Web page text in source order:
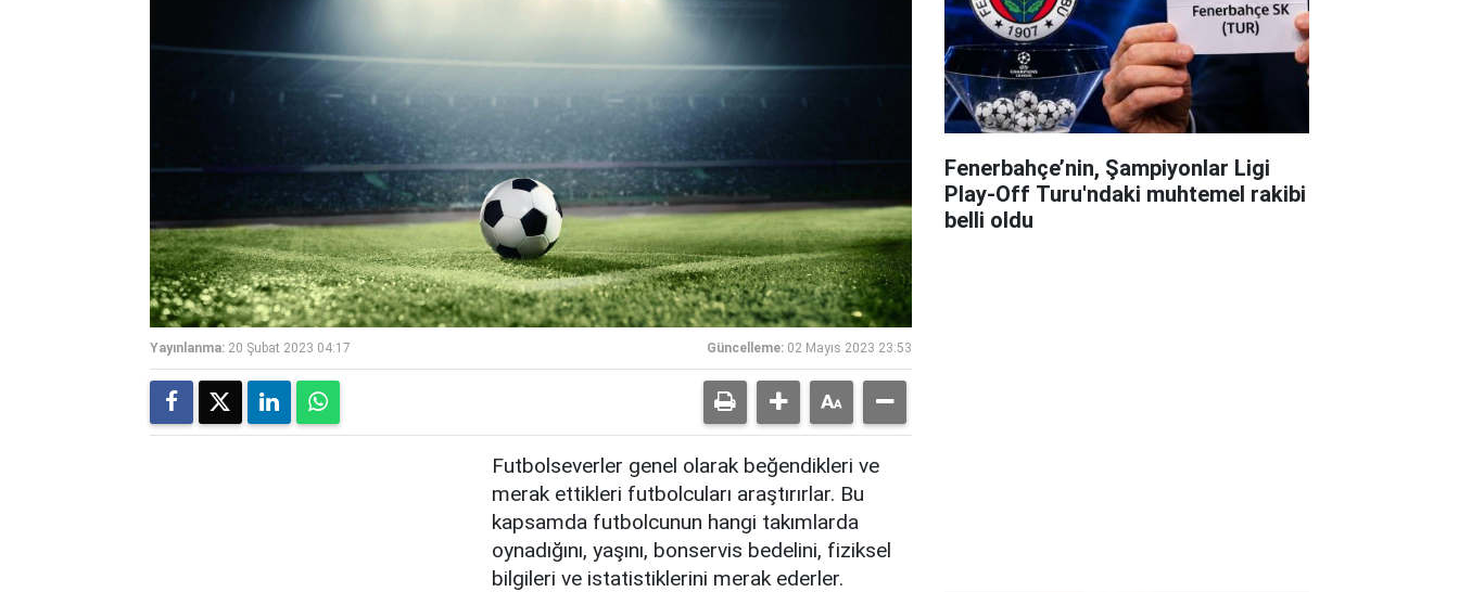
Yayınlanma: 20 Şubat 2023 04:17 Güncelleme: 02 Mayıs 2023 23:53
Futbolseverler genel olarak beğendikleri ve
merak ettikleri futbolcuları araştırırlar. Bu
kapsamda futbolcunun hangi takımlarda
oynadığını, yaşını, bonservis bedelini, fiziksel
bilgileri ve istatistiklerini merak ederler.
Fenerbahçe’nin, Şampiyonlar Ligi
Play-Off Turu'ndaki muhtemel rakibi
belli oldu